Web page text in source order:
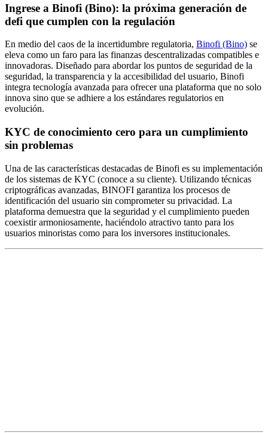
Ingrese a Binofi (Bino): la próxima generación de
defi que cumplen con la regulación
En medio del caos de la incertidumbre regulatoria, Binofi (Bino) se
eleva como un faro para las finanzas descentralizadas compatibles e
innovadoras. Diseñado para abordar los puntos de seguridad de la
seguridad, la transparencia y la accesibilidad del usuario, Binofi
integra tecnología avanzada para ofrecer una plataforma que no solo
innova sino que se adhiere a los estándares regulatorios en
evolución.
KYC de conocimiento cero para un cumplimiento
sin problemas
Una de las características destacadas de Binofi es su implementación
de los sistemas de KYC (conoce a su cliente). Utilizando técnicas
criptográficas avanzadas, BINOFI garantiza los procesos de
identificación del usuario sin comprometer su privacidad. La
plataforma demuestra que la seguridad y el cumplimiento pueden
coexistir armoniosamente, haciéndolo atractivo tanto para los
usuarios minoristas como para los inversores institucionales.